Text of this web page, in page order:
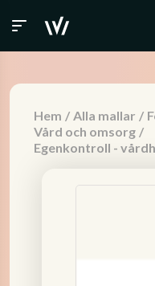
Hem / Alla mallar /
Vård och omsorg /
Egenkontroll -